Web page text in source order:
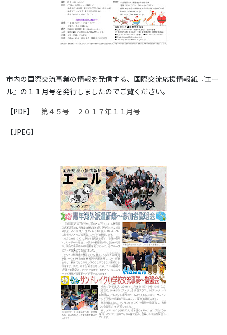
市内の国際交流事業の情報を発信する、国際交流応援情報紙『エー
ル』の１１月号を発行しましたのでご覧ください。
【PDF】 第４５号 ２０１７年１１月号
【JPEG】